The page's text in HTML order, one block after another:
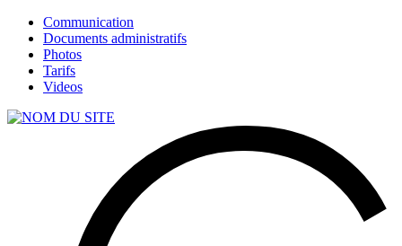
Communication
Documents administratifs
Photos
Tarifs
Videos